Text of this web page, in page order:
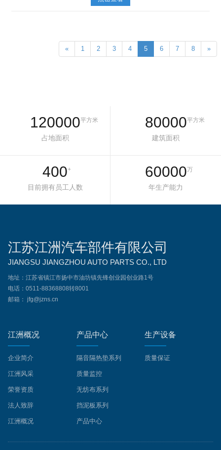
« 1 2 3 4 5 6 7 8 »
120000平方米
占地面积
80000平方米
建筑面积
400+
目前拥有员工人数
60000万
年生产能力
江苏江洲汽车部件有限公司
JIANGSU JIANGZHOU AUTO PARTS CO., LTD
地址：江苏省镇江市扬中市油坊镇先锋创业园创业路1号
电话：0511-88368808转8001
邮箱： jfg@jzns.cn
江洲概况
企业简介
江洲风采
荣誉资质
法人致辞
江洲概况
产品中心
隔音隔热垫系列
质量监控
无纺布系列
挡泥板系列
产品中心
生产设备
质量保证